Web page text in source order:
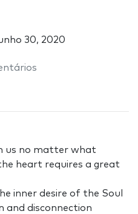
30, 2020
us no matter what
heart requires a great
inner desire of the Soul
and disconnection